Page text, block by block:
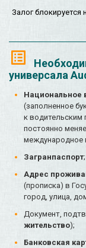
Залог блокируется
универсала
Национальное
(заполненное
к
постоянно
международное
Загранпаспорт;
Адрес
(прописка) в
город, улица,
Документ,
жительство);
Банковская